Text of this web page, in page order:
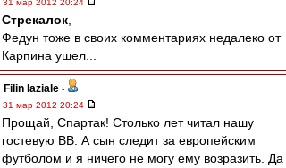
31 мар 2012 20:24
Стрекалок
Федун тоже в своих комментариях недалеко от
Карпина ушел...
Filin laziale -
31 мар 2012 20:24
Прощай, Спартак! Столько лет читал нашу
гостевую ВВ. А сын следит за европейским
футболом и я ничего не могу ему возразить. Да